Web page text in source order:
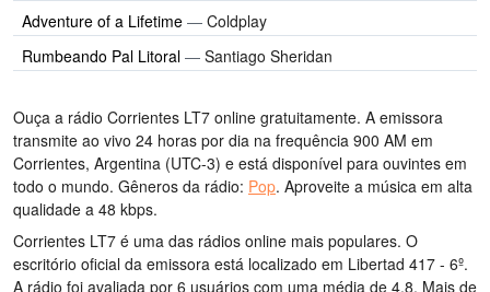
Adventure of a Lifetime — Coldplay
Rumbeando Pal Litoral — Santiago Sheridan
Ouça a rádio Corrientes LT7 online gratuitamente. A emissora
transmite ao vivo 24 horas por dia na frequência 900 AM em
Corrientes, Argentina (UTC-3) e está disponível para ouvintes em
todo o mundo. Gêneros da rádio: Pop. Aproveite a música em alta
qualidade a 48 kbps.
Corrientes LT7 é uma das rádios online mais populares. O
escritório oficial da emissora está localizado em Libertad 417 - 6º.
A rádio foi avaliada por 6 usuários com uma média de 4.8. Mais de